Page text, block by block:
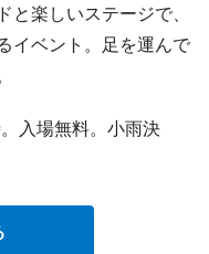
楽しいステージで、
イベント。足を運んで
入場無料。小雨決